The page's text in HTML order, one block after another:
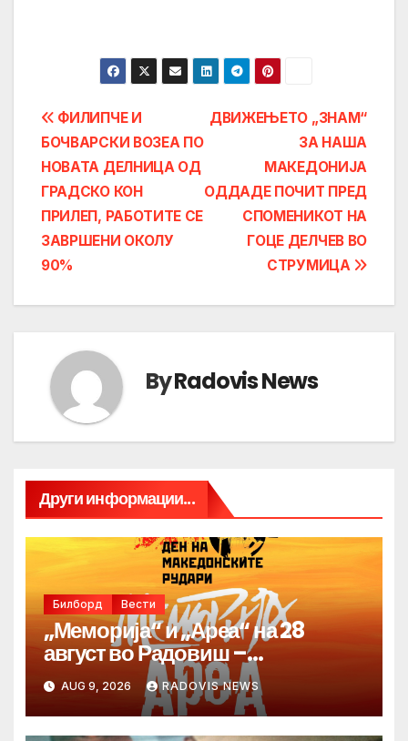
Post
navigation
ДВИЖЕЊЕТО „ЗНАМ“
ЗА НАША
МАКЕДОНИЈА
ОДДАДЕ ПОЧИТ ПРЕД
СПОМЕНИКОТ НА
ГОЦЕ ДЕЛЧЕВ ВО
СТРУМИЦА
ФИЛИПЧЕ И
БОЧВАРСКИ ВОЗЕА ПО
НОВАТА ДЕЛНИЦА ОД
ГРАДСКО КОН
ПРИЛЕП, РАБОТИТЕ СЕ
ЗАВРШЕНИ ОКОЛУ
90%
ByRadovis News
Други информации...
Билборд Вести
„Меморија“ и „Ареа“ на 28
август во Радовиш –
продолжува традицијата за
Денот на македонските рудари
AUG 9, 2026 RADOVIS NEWS